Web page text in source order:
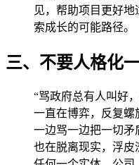
见，帮助项目更好
索成长的可能路径。
三、不要人格化
“骂政府总有人叫好
一直在博弈，反复螺
一边骂一边把一切矛
也在脱离现实，浮皮